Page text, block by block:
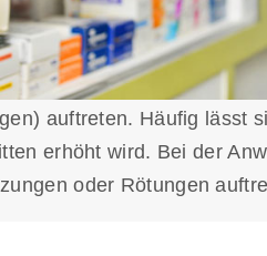
auftreten. Häufig lässt
erhöht wird. Bei der
oder Rötungen